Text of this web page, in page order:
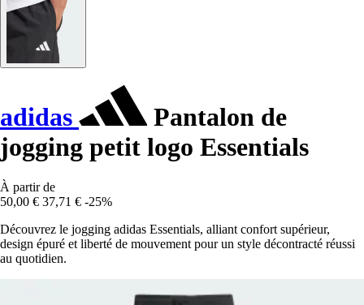
adidas
Pantalon de
jogging petit logo Essentials
À partir de
50,00 € 37,71 € -25%
Découvrez le jogging adidas Essentials, alliant confort supérieur,
design épuré et liberté de mouvement pour un style décontracté réussi
au quotidien.